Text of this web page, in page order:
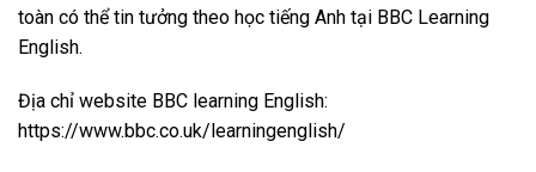
toàn có thể tin tưởng theo học tiếng Anh tại BBC Learning
English.
Địa chỉ website BBC learning English:
https://www.bbc.co.uk/learningenglish/